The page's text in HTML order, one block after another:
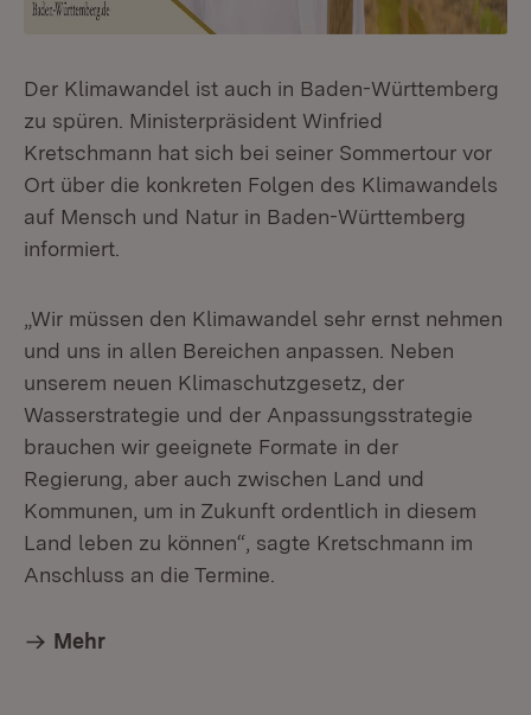
Der Klimawandel ist auch in Baden-Württemberg
zu spüren. Ministerpräsident Winfried
Kretschmann hat sich bei seiner Sommertour vor
Ort über die konkreten Folgen des Klimawandels
auf Mensch und Natur in Baden-Württemberg
informiert.
„Wir müssen den Klimawandel sehr ernst nehmen
und uns in allen Bereichen anpassen. Neben
unserem neuen Klimaschutzgesetz, der
Wasserstrategie und der Anpassungsstrategie
brauchen wir geeignete Formate in der
Regierung, aber auch zwischen Land und
Kommunen, um in Zukunft ordentlich in diesem
Land leben zu können“, sagte Kretschmann im
Anschluss an die Termine.
Mehr